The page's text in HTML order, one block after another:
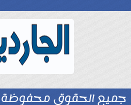
جميع الحقوق محفوظة